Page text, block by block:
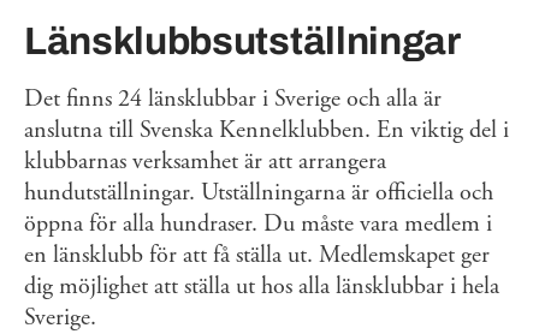
Länsklubbsutställningar
Det finns 24 länsklubbar i Sverige och alla är
anslutna till Svenska Kennelklubben. En viktig del i
klubbarnas verksamhet är att arrangera
hundutställningar. Utställningarna är officiella och
öppna för alla hundraser. Du måste vara medlem i
en länsklubb för att få ställa ut. Medlemskapet ger
dig möjlighet att ställa ut hos alla länsklubbar i hela
Sverige.